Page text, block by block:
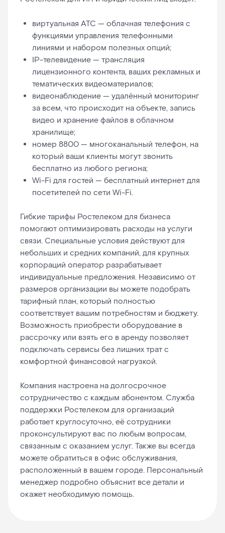
виртуальная АТС — облачная телефония с
функциями управления телефонными
линиями и набором полезных опций;
IP-телевидение — трансляция
лицензионного контента, ваших рекламных и
тематических видеоматериалов;
видеонаблюдение — удалённый мониторинг
за всем, что происходит на объекте, запись
видео и хранение файлов в облачном
хранилище;
номер 8800 — многоканальный телефон, на
который ваши клиенты могут звонить
бесплатно из любого региона;
Wi-Fi для гостей — бесплатный интернет для
посетителей по сети Wi-Fi.
Гибкие тарифы Ростелеком для бизнеса
помогают оптимизировать расходы на услуги
связи. Специальные условия действуют для
небольших и средних компаний, для крупных
корпораций оператор разрабатывает
индивидуальные предложения. Независимо от
размеров организации вы можете подобрать
тарифный план, который полностью
соответствует вашим потребностям и бюджету.
Возможность приобрести оборудование в
рассрочку или взять его в аренду позволяет
подключать сервисы без лишних трат с
комфортной финансовой нагрузкой.
Компания настроена на долгосрочное
сотрудничество с каждым абонентом. Служба
поддержки Ростелеком для организаций
работает круглосуточно, её сотрудники
проконсультируют вас по любым вопросам,
связанным с оказанием услуг. Также вы всегда
можете обратиться в офис обслуживания,
расположенный в вашем городе. Персональный
менеджер подробно объяснит все детали и
окажет необходимую помощь.